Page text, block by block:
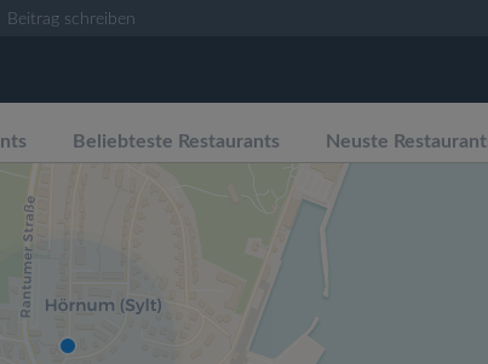
Beitrag schreiben
Beliebteste Restaurants Neuste